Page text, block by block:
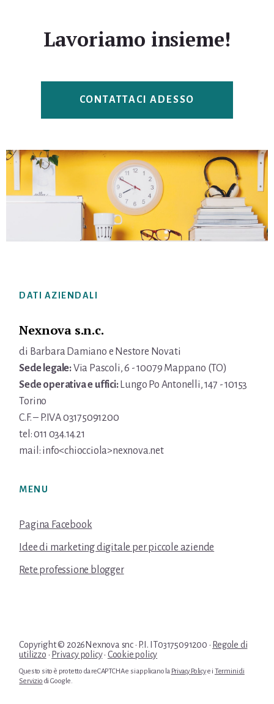
Lavoriamo insieme!
CONTATTACI ADESSO
DATI AZIENDALI
Nexnova s.n.c.
di Barbara Damiano e Nestore Novati
Sede legale:Via Pascoli, 6 - 10079 Mappano (TO)
Sede operativa e uffici:Lungo Po Antonelli, 147 - 10153
Torino
C.F. – P.IVA 03175091200
tel: 011 034.14.21
mail: info<chiocciola>nexnova.net
MENU
Pagina Facebook
Idee di marketing digitale per piccole aziende
Rete professione blogger
Copyright © 2026Nexnova snc · P.I. IT03175091200 · Regole di
utilizzo · Privacy policy· Cookie policy
Questo sito è protetto da reCAPTCHA e si applicano la Privacy Policye i Termini di
Servizio di Google.